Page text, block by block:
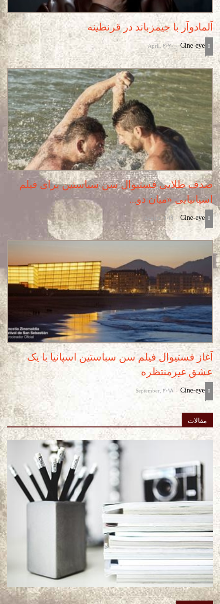
آلمادوآر با جیمزباند در قرنطینه
Cine-eye
-
April, 2020 0
صدف طلایی فستیوال سن سباستین برای فیلم
اسپانیایی «میان دو...
Cine-eye
-
August, 2019 0
آغاز فستیوال فیلم سن سباستین اسپانیا با یک
عشق غیرمنتظره
Cine-eye
-
September, 2018 0
مقالات